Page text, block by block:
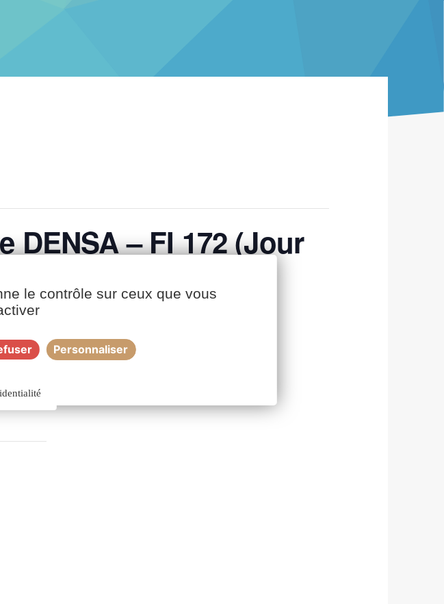
– FI 172 (Jour
le contrôle sur ceux que vous
Personnaliser